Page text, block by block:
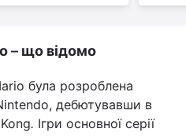
– що відомо
була розроблена
дебютувавши в
. Ігри основної серії